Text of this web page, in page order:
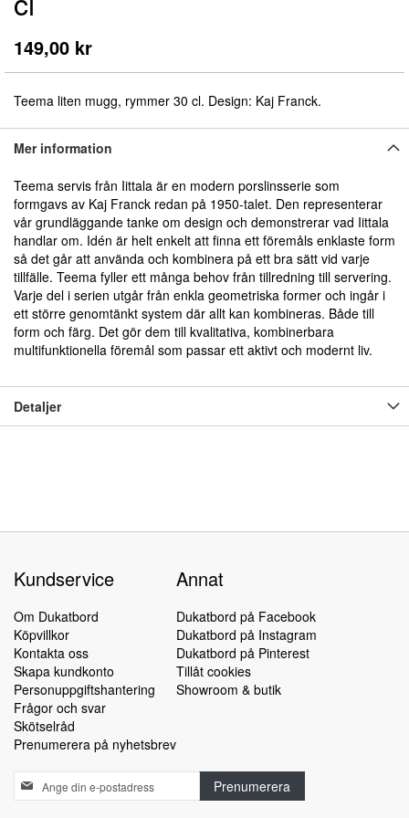
149,00 kr
Teema liten mugg, rymmer 30 cl. Design: Kaj Franck.
av
bildgalleriet
Mer information
Teema servis från Iittala är en modern porslinsserie som
formgavs av Kaj Franck redan på 1950-talet. Den representerar
vår grundläggande tanke om design och demonstrerar vad Iittala
handlar om. Idén är helt enkelt att finna ett föremåls enklaste form
så det går att använda och kombinera på ett bra sätt vid varje
tillfälle. Teema fyller ett många behov från tillredning till servering.
Varje del i serien utgår från enkla geometriska former och ingår i
ett större genomtänkt system där allt kan kombineras. Både till
form och färg. Det gör dem till kvalitativa, kombinerbara
multifunktionella föremål som passar ett aktivt och modernt liv.
Detaljer
Kundservice
Om Dukatbord
Köpvillkor
Kontakta oss
Skapa kundkonto
Personuppgiftshantering
Frågor och svar
Skötselråd
Prenumerera på nyhetsbrev
Annat
Dukatbord på Facebook
Dukatbord på Instagram
Dukatbord på Pinterest
Tillåt cookies
Showroom & butik
Sign
Up
Prenumerera